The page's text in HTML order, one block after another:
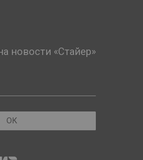
новости «Стайер»
ОК